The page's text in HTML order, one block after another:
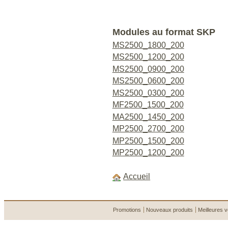
Modules au format SKP
MS2500_1800_200
MS2500_1200_200
MS2500_0900_200
MS2500_0600_200
MS2500_0300_200
MF2500_1500_200
MA2500_1450_200
MP2500_2700_200
MP2500_1500_200
MP2500_1200_200
Accueil
Promotions Nouveaux produits Meilleures